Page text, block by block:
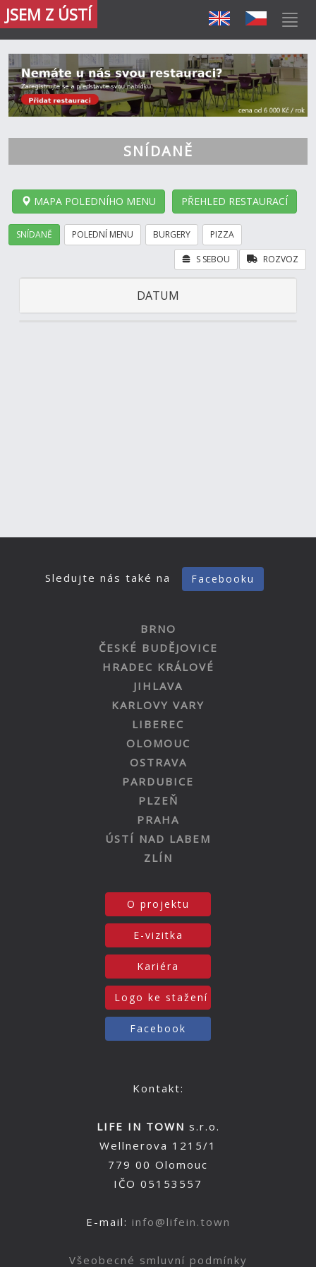
JSEM Z ÚSTÍ
SNÍDANĚ
MAPA POLEDNÍHO MENU PŘEHLED RESTAURACÍ
SNÍDANĚ POLEDNÍ MENU BURGERY PIZZA
ROZVOZ
S SEBOU
DATUM
Sledujte nás také na Facebooku
BRNO
ČESKÉ BUDĚJOVICE
HRADEC KRÁLOVÉ
JIHLAVA
KARLOVY VARY
LIBEREC
OLOMOUC
OSTRAVA
PARDUBICE
PLZEŇ
PRAHA
ÚSTÍ NAD LABEM
ZLÍN
O projektu
E-vizitka
Kariéra
Logo ke stažení
Facebook
Kontakt:
LIFE IN TOWN s.r.o.
Wellnerova 1215/1
779 00 Olomouc
IČO 05153557
E-mail: info@lifein.town
Všeobecné smluvní podmínky